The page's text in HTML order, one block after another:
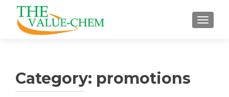
Category: promotions